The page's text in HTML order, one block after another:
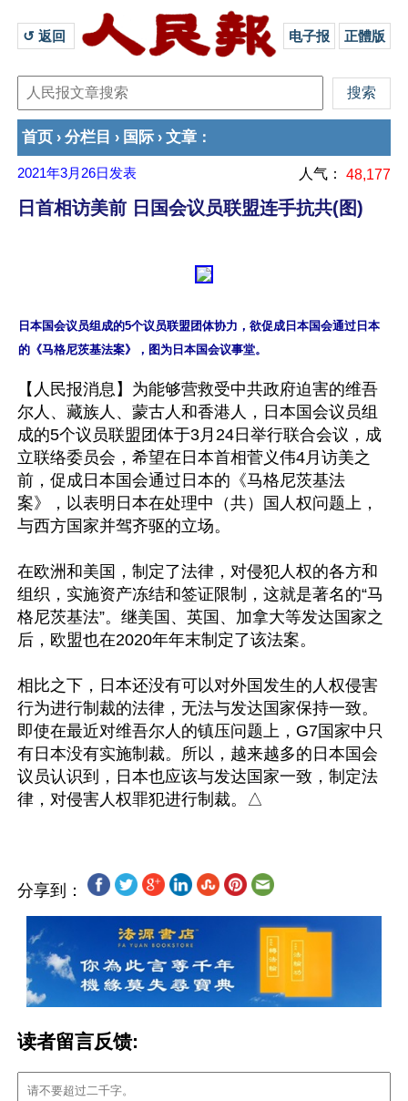
↺ 返回 电子报 正體版
首页 › 分栏目 › 国际 › 文章 ：
2021年3月26日 发表 人气： 48,177
日首相访美前 日国会议员联盟连手抗共(图)
日本国会议员组成的5个议员联盟团体协力，欲促成日本国会通过日本
【人民报消息】为能够营救受中共政府迫害的维吾
尔人、藏族人、蒙古人和香港人，日本国会议员组
成的5个议员联盟团体于3月24日举行联合会议，成
立联络委员会，希望在日本首相菅义伟4月访美之
前，促成日本国会通过日本的《马格尼茨基法
案》，以表明日本在处理中（共）国人权问题上，
与西方国家并驾齐驱的立场。
在欧洲和美国，制定了法律，对侵犯人权的各方和
组织，实施资产冻结和签证限制，这就是著名的“马
格尼茨基法”。继美国、英国、加拿大等发达国家之
后，欧盟也在2020年年末制定了该法案。
相比之下，日本还没有可以对外国发生的人权侵害
行为进行制裁的法律，无法与发达国家保持一致。
即使在最近对维吾尔人的镇压问题上，G7国家中只
有日本没有实施制裁。所以，越来越多的日本国会
议员认识到，日本也应该与发达国家一致，制定法
分享到：
读者留言反馈: